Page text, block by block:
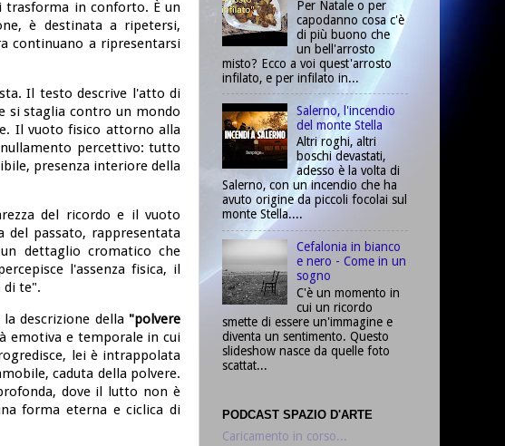
trasforma in conforto. È un
è destinata a ripetersi,
continuano a ripresentarsi
Il testo descrive l'atto di
si staglia contro un mondo
Il vuoto fisico attorno alla
percettivo: tutto
presenza interiore della
del ricordo e il vuoto
del passato, rappresentata
dettaglio cromatico che
l'assenza fisica, il
di te".
descrizione della "polvere
emotiva e temporale in cui
lei è intrappolata
caduta della polvere.
dove il lutto non è
forma eterna e ciclica di
Per Natale o per
capodanno cosa c'è
di più buono che
un bell'arrosto
misto? Ecco a voi quest'arrosto
infilato, e per infilato in...
Salerno, l'incendio
del monte Stella
Altri roghi, altri
boschi devastati,
adesso è la volta di
Salerno, con un incendio che ha
avuto origine da piccoli focolai sul
monte Stella....
Cefalonia in bianco
e nero - Come in un
sogno
C'è un momento in
cui un ricordo
smette di essere un'immagine e
diventa un sentimento. Questo
slideshow nasce da quelle foto
scattat...
PODCAST SPAZIO D'ARTE
Caricamento in corso...